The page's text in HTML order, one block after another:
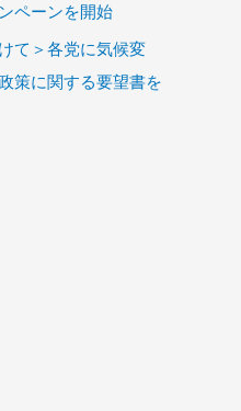
ペーンを開始
て＞各党に気候変
策に関する要望書を